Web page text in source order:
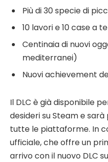
Più di 30 specie di
10 lavori e 10 case a
Centinaia di nuovi
mediterranei)
Nuovi achievement
Il DLC è già disponibile
desideri su Steam e
tutte le piattaforme. In
ufficiale, che offre un
arrivo con il nuovo DLC su